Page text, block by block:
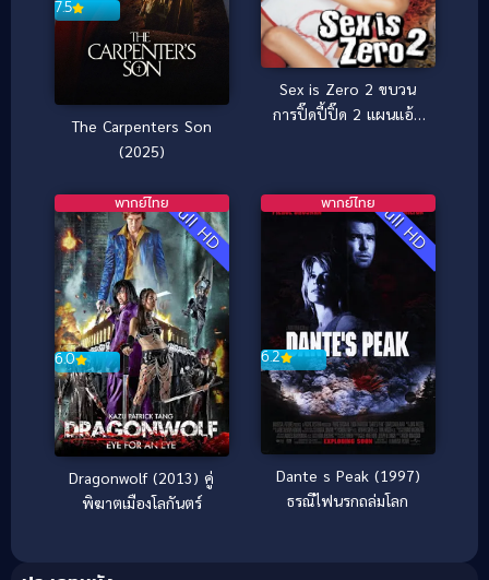
7.5
The Carpenters Son
(2025)
Sex is Zero 2 ขบวน
การปิ๊ดปี้ปิ๊ด 2 แผนแอ้ม
Full HD
6.0
พากย์ไทย
Dragonwolf (2013) คู่
พิฆาตเมืองโลกันตร์
Full HD
6.2
พากย์ไทย
Dante s Peak (1997)
ธรณีไฟนรกถล่มโลก